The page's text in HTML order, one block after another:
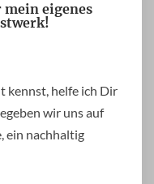
eigenes
kennst, helfe ich Dir
wir uns auf
ein nachhaltig